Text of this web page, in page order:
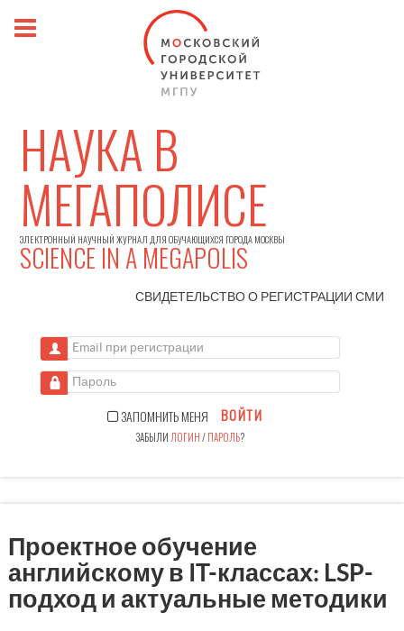
НАУКА В
МЕГАПОЛИСЕ
ЭЛЕКТРОННЫЙ НАУЧНЫЙ ЖУРНАЛ ДЛЯ ОБУЧАЮЩИХСЯ ГОРОДА МОСКВЫ
SCIENCE IN A MEGAPOLIS
СВИДЕТЕЛЬСТВО О РЕГИСТРАЦИИСМИ
Email при регистрации
Пароль
ЗАПОМНИТЬ МЕНЯ ВОЙТИ
ЗАБЫЛИ ЛОГИН/ПАРОЛЬ?
Проектное обучение
английскому в IT-классах: LSP-
подход и актуальные методики